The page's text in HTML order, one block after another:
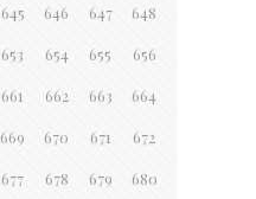
645 646 647 648
653 654 655 656
661 662 663 664
669 670 671 672
677 678 679 680